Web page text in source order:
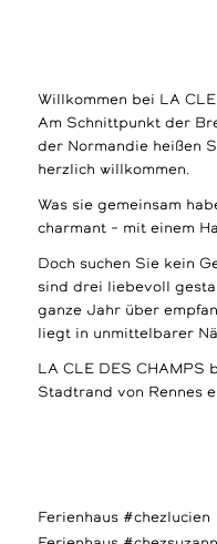
Willkommen bei LA
Am Schnittpunkt der
der Normandie heißen
herzlich willkommen.
Was sie gemeinsam
charmant – mit einem
Doch suchen Sie kein
sind drei liebevoll
ganze Jahr über
liegt in unmittelbarer
LA CLE DES CHAMPS
Stadtrand von Rennes
Ferienhaus #chezlucien